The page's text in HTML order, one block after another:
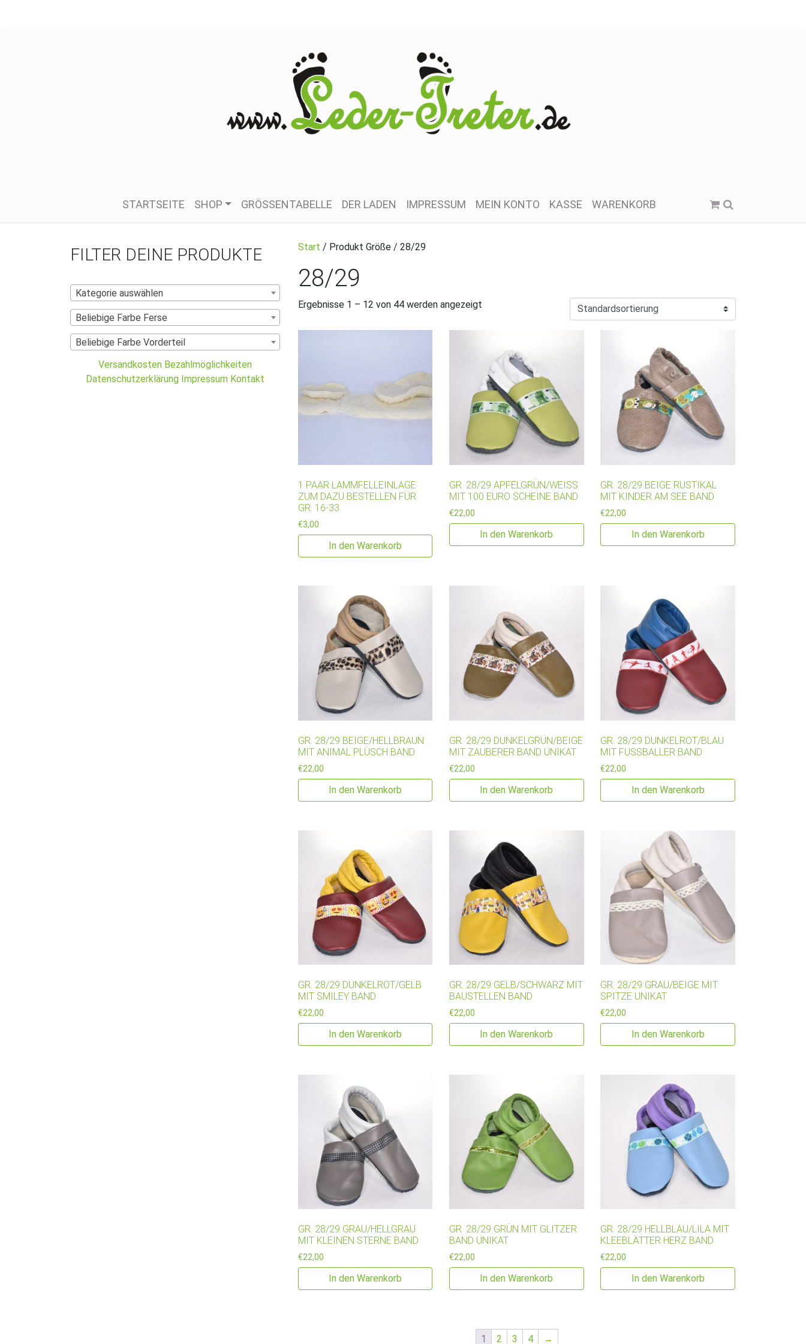
STARTSEITE SHOP GRÖSSENTABELLE DER LADEN IMPRESSUM MEIN KONTO KASSE WARENKORB
FILTER DEINE PRODUKTE
Kategorie auswählen
Beliebige Farbe Ferse
Beliebige Farbe Vorderteil
Versandkosten Bezahlmöglichkeiten
Datenschutzerklärung Impressum Kontakt
Start / Produkt Größe / 28/29
28/29
Ergebnisse 1 – 12 von 44 werden angezeigt
1 PAAR LAMMFELLEINLAGE
ZUM DAZU BESTELLEN FÜR
GR. 16-33
€3,00
In den Warenkorb
GR. 28/29 APFELGRÜN/WEISS M
IT 100 EURO SCHEINE BAND
€22,00
In den Warenkorb
GR. 28/29 BEIGE RUSTIKAL
MIT KINDER AM SEE BAND
€22,00
In den Warenkorb
GR. 28/29 BEIGE/HELLBRAUN
MIT ANIMAL PLÜSCH BAND
€22,00
In den Warenkorb
GR. 28/29 DUNKELGRÜN/BEIGE
MIT ZAUBERER BAND UNIKAT
€22,00
In den Warenkorb
GR. 28/29 DUNKELROT/BLAU
MIT FUSSBALLER BAND
€22,00
In den Warenkorb
GR. 28/29 DUNKELROT/GELB
MIT SMILEY BAND
€22,00
In den Warenkorb
GR. 28/29 GELB/SCHWARZ MIT
BAUSTELLEN BAND
€22,00
In den Warenkorb
GR. 28/29 GRAU/BEIGE MIT
SPITZE UNIKAT
€22,00
In den Warenkorb
GR. 28/29 GRAU/HELLGRAU
MIT KLEINEN STERNE BAND
€22,00
In den Warenkorb
GR. 28/29 GRÜN MIT GLITZER
BAND UNIKAT
€22,00
In den Warenkorb
GR. 28/29 HELLBLAU/LILA MIT
KLEEBLÄTTER HERZ BAND
€22,00
In den Warenkorb
1 2 3 4 →